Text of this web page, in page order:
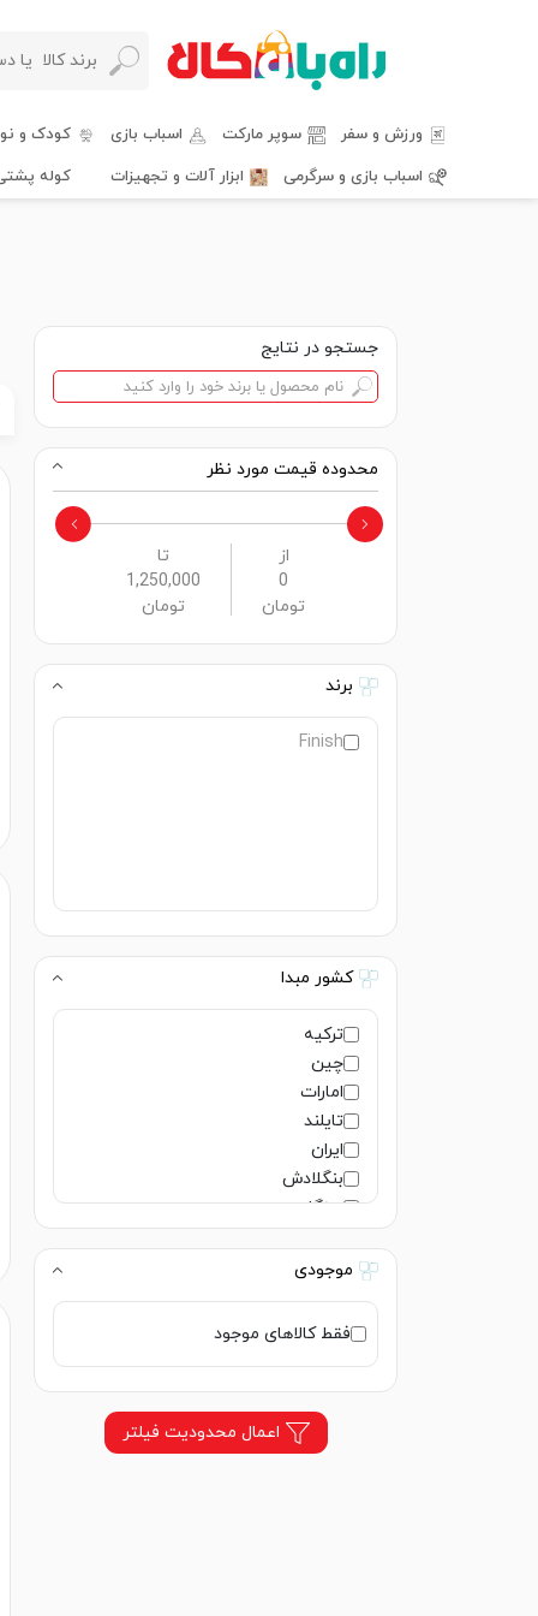
ورزش و سفر سوپر مارکت اسباب بازی کودک و
اسباب بازی و سرگرمی
ابزار آلات و تجهیزات کوله
جستجو در نتایج
محدوده قیمت مورد نظر
از
0
تومان
تا
1,250,000
تومان
برند
Finish
کشور مبدا
ترکیه
چین
امارات
تایلند
ایران
بنگلادش
سنگاپور
هند
لهستان
ایتالیا
هلند
موجودی
فقط کالاهای موجود
اعمال محدودیت فیلتر